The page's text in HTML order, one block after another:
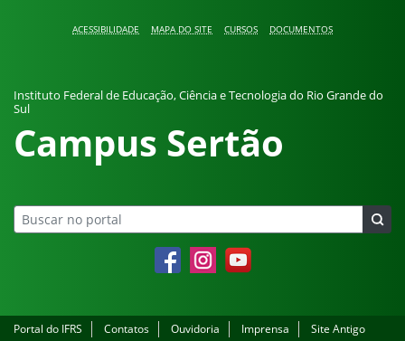
ACESSIBILIDADE MAPA DO SITE CURSOS DOCUMENTOS
Instituto Federal de Educação, Ciência e Tecnologia do Rio Grande do
Sul
Campus Sertão
FacebookInstagramYouTube
Portal do IFRS Contatos Ouvidoria Imprensa Site Antigo